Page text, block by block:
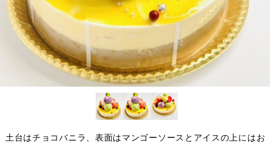
土台はチョコバニラ、表面はマンゴーソースとアイスの上にはお